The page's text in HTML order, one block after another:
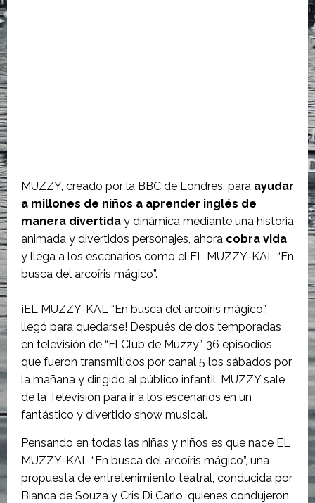
MUZZY, creado por la BBC de Londres, para ayudar
a millones de niños a aprender inglés de
manera divertida y dinámica mediante una historia
animada y divertidos personajes, ahora cobra vida
y llega a los escenarios como el EL MUZZY-KAL “En
busca del arcoíris mágico”.
¡EL MUZZY-KAL “En busca del arcoíris mágico”,
llegó para quedarse! Después de dos temporadas
en televisión de “El Club de Muzzy”, 36 episodios
que fueron transmitidos por canal 5 los sábados por
la mañana y dirigido al público infantil, MUZZY sale
de la Televisión para ir a los escenarios en un
fantástico y divertido show musical.
Pensando en todas las niñas y niños es que nace EL
MUZZY-KAL “En busca del arcoíris mágico”, una
propuesta de entretenimiento teatral, conducida por
Bianca de Souza y Cris Di Carlo, quienes condujeron